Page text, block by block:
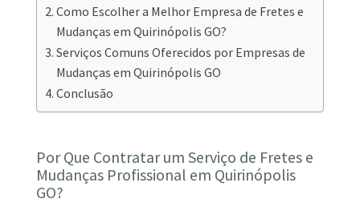
Como Escolher a Melhor Empresa de Fretes e
Mudanças em Quirinópolis GO?
Serviços Comuns Oferecidos por Empresas de
Mudanças em Quirinópolis GO
Conclusão
Por Que Contratar um Serviço de Fretes e
Mudanças Profissional em Quirinópolis
GO?